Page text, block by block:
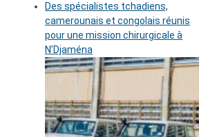
Des spécialistes tchadiens,
camerounais et congolais réunis
pour une mission chirurgicale à
N’Djaména